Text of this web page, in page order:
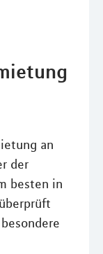
an
der
besten in